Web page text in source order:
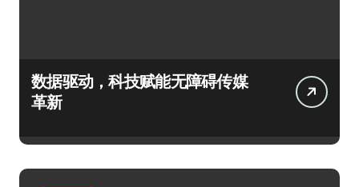
数据驱动，科技赋能无障碍传媒
革新